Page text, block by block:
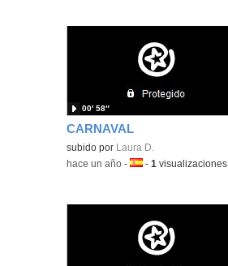
CARNAVAL
Contenido educativo.
subido por Laura D.
00′ 58″
-hace un año -Idioma:
-1 visualizaciones